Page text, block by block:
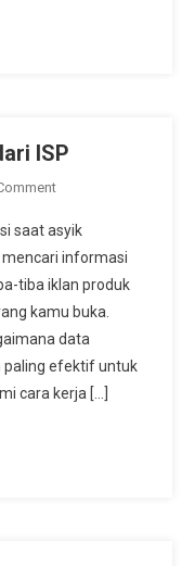
ISP
On
–
Sembunyikan
Jejak
Dari
ISP
saat asyik
mencari informasi
tiba iklan produk
kamu buka.
data
paling efektif untuk
cara kerja […]